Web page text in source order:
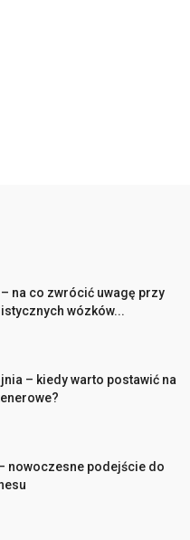
– na co zwrócić uwagę przy
wózków...
– kiedy warto postawić na
nowoczesne podejście do